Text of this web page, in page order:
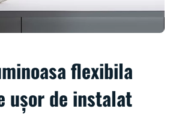
flexibila
ușor de instalat